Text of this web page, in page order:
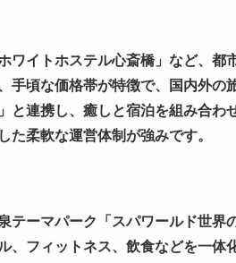
ワイトホステル心斎橋」など、都
頃な価格帯が特徴で、国内外の
と連携し、癒しと宿泊を組み合わ
柔軟な運営体制が強みです。
テーマパーク「スパワールド世界
、フィットネス、飲食などを一体